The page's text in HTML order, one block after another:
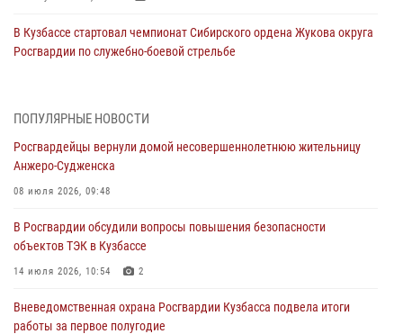
В Кузбассе стартовал чемпионат Сибирского ордена Жукова округа
Росгвардии по служебно-боевой стрельбе
Росгвардейцы задержали в Кемерове дебошира, устроившего
05 августа 2026, 09:30
Росгвардейцы задержали участника драки, причинившего побои
05 августа 2026, 08:50
Росгвардейцы пресекли нарушение общественного порядка на
05 августа 2026, 08:10
ПОПУЛЯРНЫЕ НОВОСТИ
Росгвардейцы вернули домой несовершеннолетнюю жительницу
Анжеро-Судженска
08 июля 2026, 09:48
В Росгвардии обсудили вопросы повышения безопасности
объектов ТЭК в Кузбассе
14 июля 2026, 10:54 2
Вневедомственная охрана Росгвардии Кузбасса подвела итоги
работы за первое полугодие